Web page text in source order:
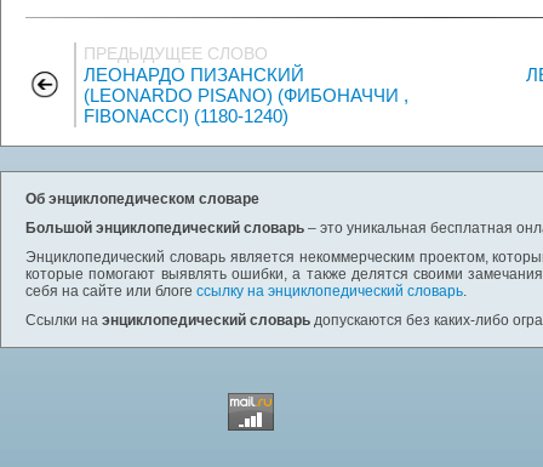
ПРЕДЫДУЩЕЕ СЛОВО
ЛЕОНАРДО ПИЗАНСКИЙ
(LEONARDO PISANO) (ФИБОНАЧЧИ ,
FIBONACCI) (1180-1240)
Об энциклопедическом словаре
Большой энциклопедический словарь – это уникальная бесплатная
Энциклопедический словарь является некоммерческим проектом,
которые помогают выявлять ошибки, а также делятся своими
себя на сайте или блоге ссылку на энциклопедический словарь.
Ссылки на энциклопедический словарь допускаются без каких-либо